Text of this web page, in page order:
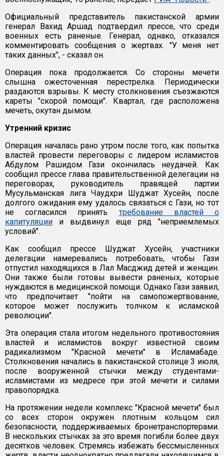
Официальный представитель пакистанской армии
генерал Вахид Аршад подтвердил прессе, что среди
военных есть раненые. Генерал, однако, отказался
комментировать сообщения о жертвах. "У меня нет
таких данных", - сказал он.
Операция пока продолжается. Со стороны мечети
слышна ожесточенная перестрелка. Периодически
раздаются взрывы. К месту столкновения съезжаются
кареты "скорой помощи". Квартал, где расположена
мечеть, окутан дымом.
Утренний кризис
Операция началась рано утром после того, как попытка
властей провести переговоры с лидером исламистов
Абдулом Рашидом Гази окончилась неудачей. Как
сообщил прессе глава правительственной делегации на
переговорах, руководитель правящей партии
Мусульманская лига Чаудхри Шуджат Хусейн, после
долгого ожидания ему удалось связаться с Гази, но тот
не согласился принять требование властей о
капитуляции и выдвинул еще ряд "неприемлемых
условий".
Как сообщил прессе Шуджат Хусейн, участники
делегации намеревались потребовать, чтобы Гази
отпустил находящихся в Лал Масджид детей и женщин.
Они также были готовы вывести раненых, которые
нуждаются в медицинской помощи. Однако Гази заявил,
что предпочитает "пойти на самопожертвование,
которое может послужить толчком к исламской
революции".
Эта операция стала итогом недельного противостояния
властей и исламистов вокруг известной своим
радикализмом "Красной мечети" в Исламабаде.
Столкновения начались в пакистанской столице 3 июля,
после вооруженной стычки между студентами-
исламистами из медресе при этой мечети и силами
правопорядка.
На протяжении недели комплекс "Красной мечети" был
со всех сторон окружен плотным кольцом сил
безопасности, поддерживаемых бронетранспортерами.
В нескольких стычках за это время погибли более двух
десятков человек. Стремясь избежать бессмысленных